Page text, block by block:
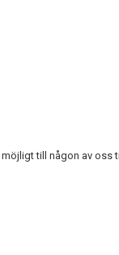
till någon av oss